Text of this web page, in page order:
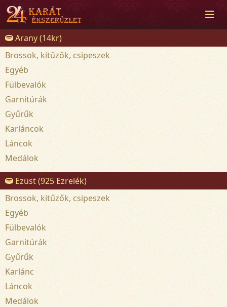
Arany (14kr)
Brossok, kitűzők, csipeszek
Egyéb
Fülbevalók
Garnitúrák
Gyűrűk
Karláncok
Láncok
Medálok
Ezüst (925 Ezrelék)
Brossok, kitűzők, csipeszek
Egyéb
Fülbevalók
Garnitúrák
Gyűrűk
Karlánc
Láncok
Medálok